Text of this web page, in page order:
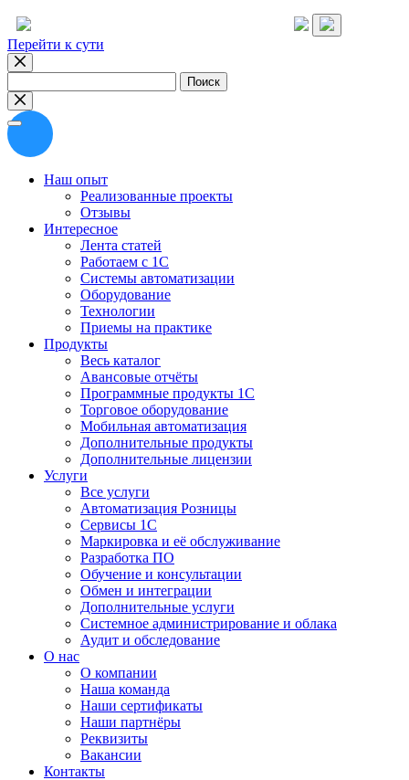
Перейти к сути
Наш опыт
Реализованные проекты
Отзывы
Интересное
Лента статей
Работаем с 1С
Системы автоматизации
Оборудование
Технологии
Приемы на практике
Продукты
Весь каталог
Авансовые отчёты
Программные продукты 1С
Торговое оборудование
Мобильная автоматизация
Дополнительные продукты
Дополнительные лицензии
Услуги
Все услуги
Автоматизация Розницы
Сервисы 1С
Маркировка и её обслуживание
Разработка ПО
Обучение и консультации
Обмен и интеграции
Дополнительные услуги
Системное администрирование и облака
Аудит и обследование
О нас
О компании
Наша команда
Наши сертификаты
Наши партнёры
Реквизиты
Вакансии
Контакты